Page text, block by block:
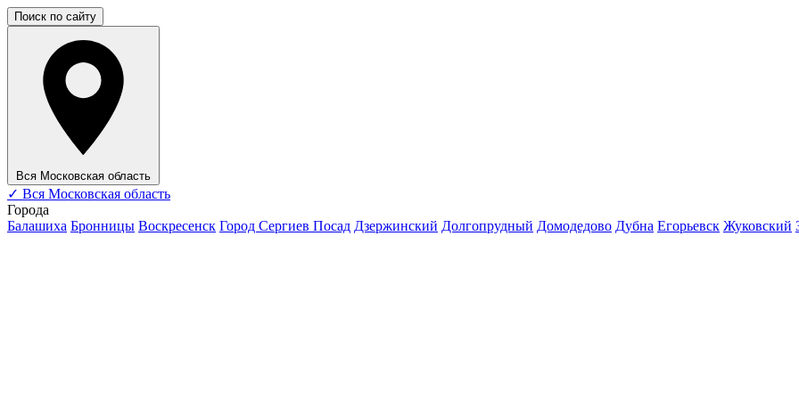
Поиск по сайту
Вся Московская область
✓ Вся Московская область
Города
Балашиха Бронницы Воскресенск Город Сергиев Посад Дзержинский Долгопрудный Домодедово Дубна Егорьевск Жуковский